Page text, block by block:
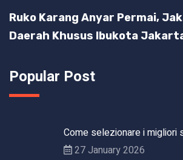
Ruko Karang Anyar Permai,
Daerah Khusus Ibukota
Popular Post
Come selezionare i migliori
27 January 2026